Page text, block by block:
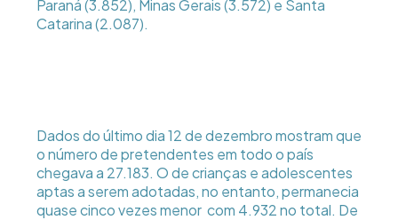
Paraná (3.852), Minas Gerais (3.572) e Santa
Catarina (2.087).
Dados do último dia 12 de dezembro mostram que
o número de pretendentes em todo o país
chegava a 27.183. O de crianças e adolescentes
aptas a serem adotadas, no entanto, permanecia
quase cinco vezes menor  com 4.932 no total. De